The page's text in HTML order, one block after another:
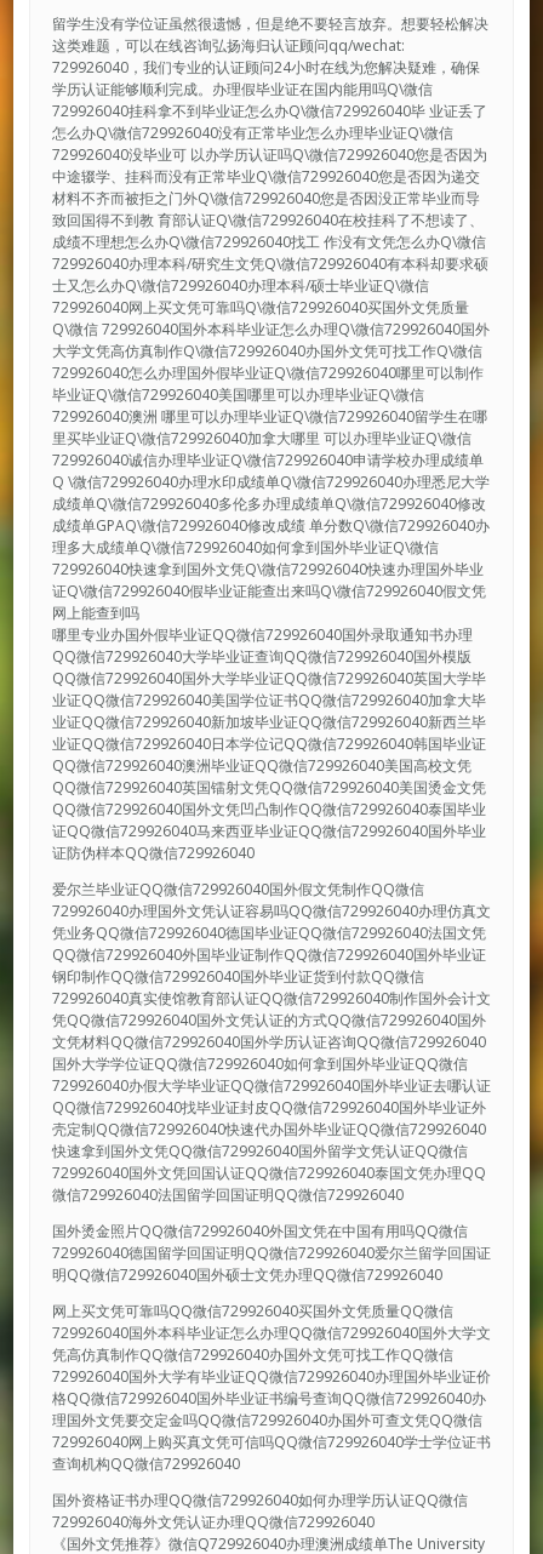
留学生没有学位证虽然很遗憾，但是绝不要轻言放弃。想要轻松解决
这类难题，可以在线咨询弘扬海归认证顾问qq/wechat:
729926040，我们专业的认证顾问24小时在线为您解决疑难，确保
学历认证能够顺利完成。办理假毕业证在国内能用吗Q\微信
729926040挂科拿不到毕业证怎么办Q\微信729926040毕 业证丢了
怎么办Q\微信729926040没有正常毕业怎么办理毕业证Q\微信
729926040没毕业可 以办学历认证吗Q\微信729926040您是否因为
中途辍学、挂科而没有正常毕业Q\微信729926040您是否因为递交
材料不齐而被拒之门外Q\微信729926040您是否因没正常毕业而导
致回国得不到教 育部认证Q\微信729926040在校挂科了不想读了、
成绩不理想怎么办Q\微信729926040找工 作没有文凭怎么办Q\微信
729926040办理本科/研究生文凭Q\微信729926040有本科却要求硕
士又怎么办Q\微信729926040办理本科/硕士毕业证Q\微信
729926040网上买文凭可靠吗Q\微信729926040买国外文凭质量
Q\微信 729926040国外本科毕业证怎么办理Q\微信729926040国外
大学文凭高仿真制作Q\微信729926040办国外文凭可找工作Q\微信
729926040怎么办理国外假毕业证Q\微信729926040哪里可以制作
毕业证Q\微信729926040美国哪里可以办理毕业证Q\微信
729926040澳洲 哪里可以办理毕业证Q\微信729926040留学生在哪
里买毕业证Q\微信729926040加拿大哪里 可以办理毕业证Q\微信
729926040诚信办理毕业证Q\微信729926040申请学校办理成绩单
Q \微信729926040办理水印成绩单Q\微信729926040办理悉尼大学
成绩单Q\微信729926040多伦多办理成绩单Q\微信729926040修改
成绩单GPAQ\微信729926040修改成绩 单分数Q\微信729926040办
理多大成绩单Q\微信729926040如何拿到国外毕业证Q\微信
729926040快速拿到国外文凭Q\微信729926040快速办理国外毕业
证Q\微信729926040假毕业证能查出来吗Q\微信729926040假文凭
网上能查到吗
哪里专业办国外假毕业证QQ微信729926040国外录取通知书办理
QQ微信729926040大学毕业证查询QQ微信729926040国外模版
QQ微信729926040国外大学毕业证QQ微信729926040英国大学毕
业证QQ微信729926040美国学位证书QQ微信729926040加拿大毕
业证QQ微信729926040新加坡毕业证QQ微信729926040新西兰毕
业证QQ微信729926040日本学位记QQ微信729926040韩国毕业证
QQ微信729926040澳洲毕业证QQ微信729926040美国高校文凭
QQ微信729926040英国镭射文凭QQ微信729926040美国烫金文凭
QQ微信729926040国外文凭凹凸制作QQ微信729926040泰国毕业
证QQ微信729926040马来西亚毕业证QQ微信729926040国外毕业
证防伪样本QQ微信729926040
爱尔兰毕业证QQ微信729926040国外假文凭制作QQ微信
729926040办理国外文凭认证容易吗QQ微信729926040办理仿真文
凭业务QQ微信729926040德国毕业证QQ微信729926040法国文凭
QQ微信729926040外国毕业证制作QQ微信729926040国外毕业证
钢印制作QQ微信729926040国外毕业证货到付款QQ微信
729926040真实使馆教育部认证QQ微信729926040制作国外会计文
凭QQ微信729926040国外文凭认证的方式QQ微信729926040国外
文凭材料QQ微信729926040国外学历认证咨询QQ微信729926040
国外大学学位证QQ微信729926040如何拿到国外毕业证QQ微信
729926040办假大学毕业证QQ微信729926040国外毕业证去哪认证
QQ微信729926040找毕业证封皮QQ微信729926040国外毕业证外
壳定制QQ微信729926040快速代办国外毕业证QQ微信729926040
快速拿到国外文凭QQ微信729926040国外留学文凭认证QQ微信
729926040国外文凭回国认证QQ微信729926040泰国文凭办理QQ
微信729926040法国留学回国证明QQ微信729926040
国外烫金照片QQ微信729926040外国文凭在中国有用吗QQ微信
729926040德国留学回国证明QQ微信729926040爱尔兰留学回国证
明QQ微信729926040国外硕士文凭办理QQ微信729926040
网上买文凭可靠吗QQ微信729926040买国外文凭质量QQ微信
729926040国外本科毕业证怎么办理QQ微信729926040国外大学文
凭高仿真制作QQ微信729926040办国外文凭可找工作QQ微信
729926040国外大学有毕业证QQ微信729926040办理国外毕业证价
格QQ微信729926040国外毕业证书编号查询QQ微信729926040办
理国外文凭要交定金吗QQ微信729926040办国外可查文凭QQ微信
729926040网上购买真文凭可信吗QQ微信729926040学士学位证书
查询机构QQ微信729926040
国外资格证书办理QQ微信729926040如何办理学历认证QQ微信
729926040海外文凭认证办理QQ微信729926040
《国外文凭推荐》微信Q729926040办理澳洲成绩单The University